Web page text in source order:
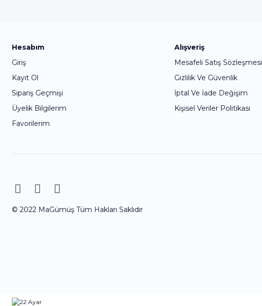
Hesabım
Giriş
Kayıt Ol
Sipariş Geçmişi
Üyelik Bilgilerim
Favorilerim
Alışveriş
Mesafeli Satış Sözleşmesi
Gizlilik Ve Güvenlik
İptal Ve İade Değişim
Kişisel Veriler Politikası
© 2022 MaGümüş Tüm Hakları Saklıdır